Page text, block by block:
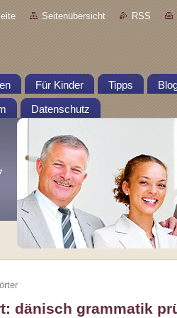
Seitenübersicht RSS
Für Kinder Tipps
Datenschutz
dänisch grammatik